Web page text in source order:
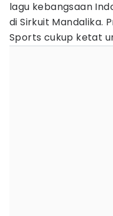
lagu kebangsaan
di Sirkuit Mandalika.
Sports cukup ketat